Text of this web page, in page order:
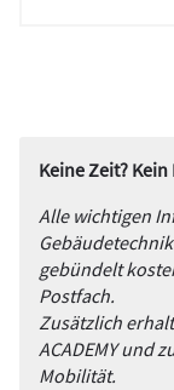
Keine Zeit?
Alle wichtigen
gebündelt
Postfach.
Zusätzlich
ACADEMY und
Mobilität.